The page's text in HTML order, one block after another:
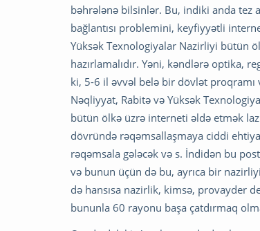
bəhrələnə bilsinlər. Bu, indiki anda tez
bağlantısı problemini, keyfiyyətli
Yüksək Texnologiyalar Nazirliyi bütün
hazırlamalıdır. Yəni, kəndlərə optika,
ki, 5-6 il əvvəl belə bir dövlət
Nəqliyyat, Rabitə və Yüksək
bütün ölkə üzrə interneti əldə etmək
dövründə rəqəmsallaşmaya ciddi
rəqəmsala gələcək və s. İndidən bu
və bunun üçün də bu, ayrıca bir
də hansısa nazirlik, kimsə, provayder
bununla 60 rayonu başa çatdırmaq